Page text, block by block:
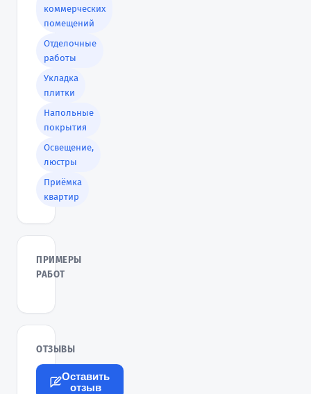
коммерческих
помещений
Отделочные
работы
Укладка
плитки
Напольные
покрытия
Освещение,
люстры
Приёмка
квартир
ПРИМЕРЫ
РАБОТ
ОТЗЫВЫ
Оставить
отзыв